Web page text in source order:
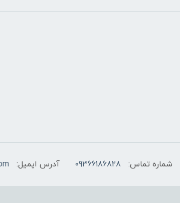
شماره تماس: 09366186828 آدرس ایمیل: